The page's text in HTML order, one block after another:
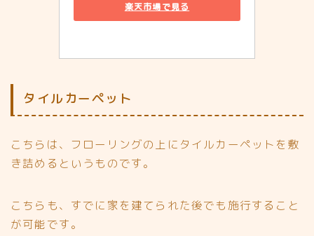
楽天市場で見る
タイルカーペット
こちらは、フローリングの上にタイルカーペットを敷
き詰めるというものです。
こちらも、 すでに家を建てられた後でも施行すること
が可能です。